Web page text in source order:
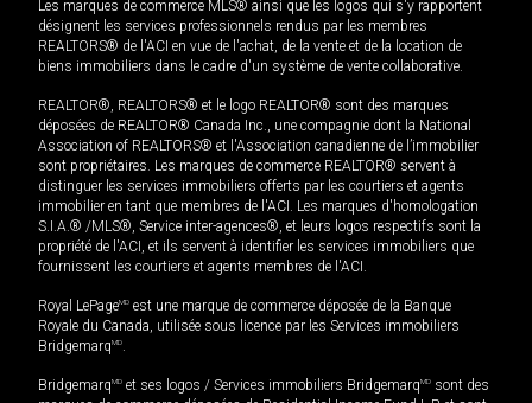
Les marques de commerce MLS® ainsi que les logos qui s'y rapportent
désignent les services professionnels rendus par les membres
REALTORS® de l'ACI en vue de l'achat, de la vente et de la location de
biens immobiliers dans le cadre d'un système de vente collaborative.
REALTOR®, REALTORS® et le logo REALTOR® sont des marques
déposées de REALTOR® Canada Inc., une compagnie dont la National
Association of REALTORS® et l'Association canadienne de l’immobilier
sont propriétaires. Les marques de commerce REALTOR® servent à
distinguer les services immobiliers offerts par les courtiers et agents
immobilier en tant que membres de l'ACI. Les marques d'homologation
S.I.A.® /MLS®, Service inter-agences®, et leurs logos respectifs sont la
propriété de l'ACI, et ils servent à identifier les services immobiliers que
fournissent les courtiers et agents membres de l'ACI.
Royal LePageMD est une marque de commerce déposée de la Banque
Royale du Canada, utilisée sous licence par les Services immobiliers
BridgemarqMD.
BridgemarqMD et ses logos / Services immobiliers BridgemarqMD sont des